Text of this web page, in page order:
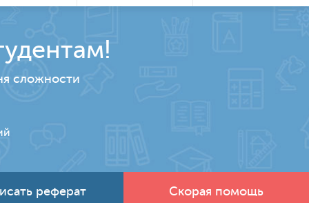
сложности
реферат Скорая помощь